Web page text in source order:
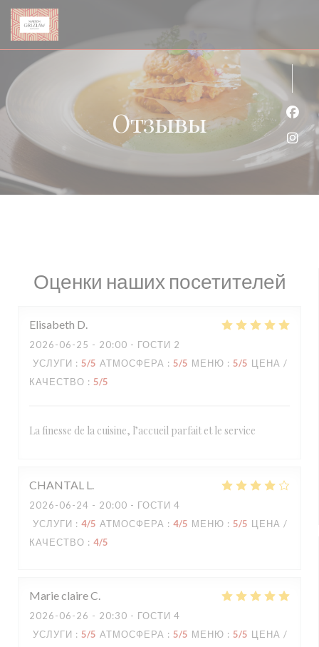
Панель управления cookies
Отзывы
Оценки наших посетителей
Elisabeth D
2026-06-25 - 20:00 - ГОСТИ 2
УСЛУГИ : 5/5 АТМОСФЕРА : 5/5 МЕНЮ : 5/5 ЦЕНА /
КАЧЕСТВО : 5/5
La finesse de la cuisine, l’accueil parfait et le service
CHANTAL L
2026-06-24 - 20:00 - ГОСТИ 4
УСЛУГИ : 4/5 АТМОСФЕРА : 4/5 МЕНЮ : 5/5 ЦЕНА /
КАЧЕСТВО : 4/5
Marie claireC
2026-06-26 - 20:30 - ГОСТИ 4
УСЛУГИ : 5/5 АТМОСФЕРА : 5/5 МЕНЮ : 5/5 ЦЕНА /